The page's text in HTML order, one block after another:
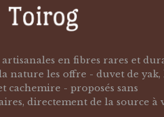
artisanales en fibres rares et
nature les offre - duvet de yak,
cachemire - proposés sans
directement de la source à